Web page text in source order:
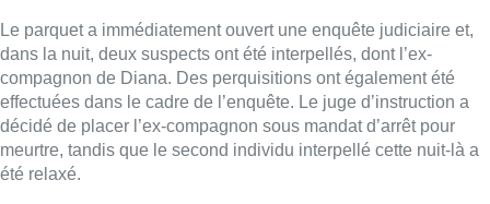
Le parquet a immédiatement ouvert une enquête judiciaire et,
dans la nuit, deux suspects ont été interpellés, dont l’ex-
compagnon de Diana. Des perquisitions ont également été
effectuées dans le cadre de l’enquête. Le juge d’instruction a
décidé de placer l’ex-compagnon sous mandat d’arrêt pour
meurtre, tandis que le second individu interpellé cette nuit-là a
été relaxé.